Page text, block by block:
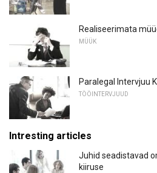
Realiseerimata
MÜÜK
Paralegal Intervjuu
TÖÖINTERVJUUD
Intresting articles
Juhid seadistavad
kiiruse